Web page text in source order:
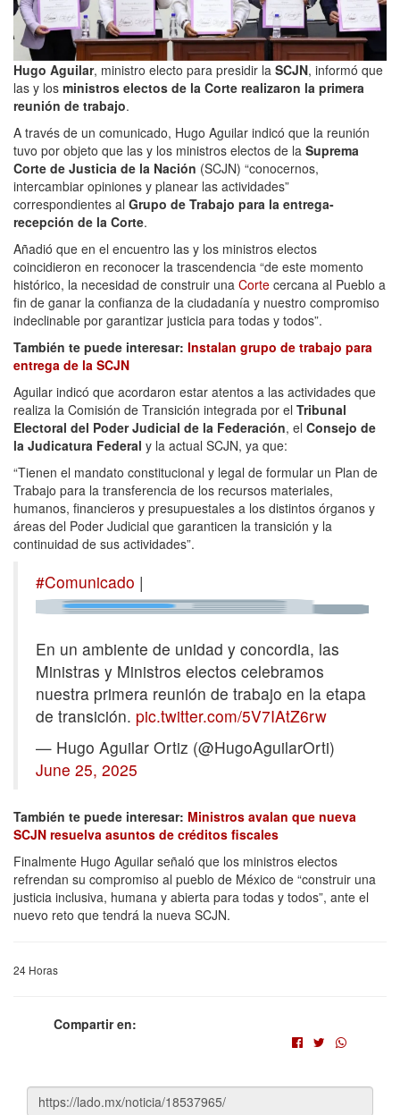
Hugo Aguilar, ministro electo para presidir la SCJN, informó que
las y los ministros electos de la Corte realizaron la primera
reunión de trabajo.
A través de un comunicado, Hugo Aguilar indicó que la reunión
tuvo por objeto que las y los ministros electos de la Suprema
Corte de Justicia de la Nación (SCJN) “conocernos,
intercambiar opiniones y planear las actividades”
correspondientes al Grupo de Trabajo para la entrega-
recepción de la Corte.
Añadió que en el encuentro las y los ministros electos
coincidieron en reconocer la trascendencia “de este momento
histórico, la necesidad de construir una Corte cercana al Pueblo a
fin de ganar la confianza de la ciudadanía y nuestro compromiso
indeclinable por garantizar justicia para todas y todos”.
También te puede interesar: Instalan grupo de trabajo para
entrega de la SCJN
Aguilar indicó que acordaron estar atentos a las actividades que
realiza la Comisión de Transición integrada por el Tribunal
Electoral del Poder Judicial de la Federación, el Consejo de
la Judicatura Federal y la actual SCJN, ya que:
“Tienen el mandato constitucional y legal de formular un Plan de
Trabajo para la transferencia de los recursos materiales,
humanos, financieros y presupuestales a los distintos órganos y
áreas del Poder Judicial que garanticen la transición y la
continuidad de sus actividades”.
#Comunicado |
En un ambiente de unidad y concordia, las
Ministras y Ministros electos celebramos
nuestra primera reunión de trabajo en la etapa
de transición. pic.twitter.com/5V7IAtZ6rw
— Hugo Aguilar Ortiz (@HugoAguilarOrti)
June 25, 2025
También te puede interesar: Ministros avalan que nueva
SCJN resuelva asuntos de créditos fiscales
Finalmente Hugo Aguilar señaló que los ministros electos
refrendan su compromiso al pueblo de México de “construir una
justicia inclusiva, humana y abierta para todas y todos”, ante el
nuevo reto que tendrá la nueva SCJN.
24 Horas
Compartir en: